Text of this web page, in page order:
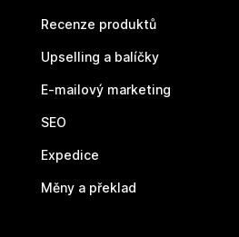
Recenze produktů
Upselling a balíčky
E-mailový marketing
SEO
Expedice
Měny a překlad